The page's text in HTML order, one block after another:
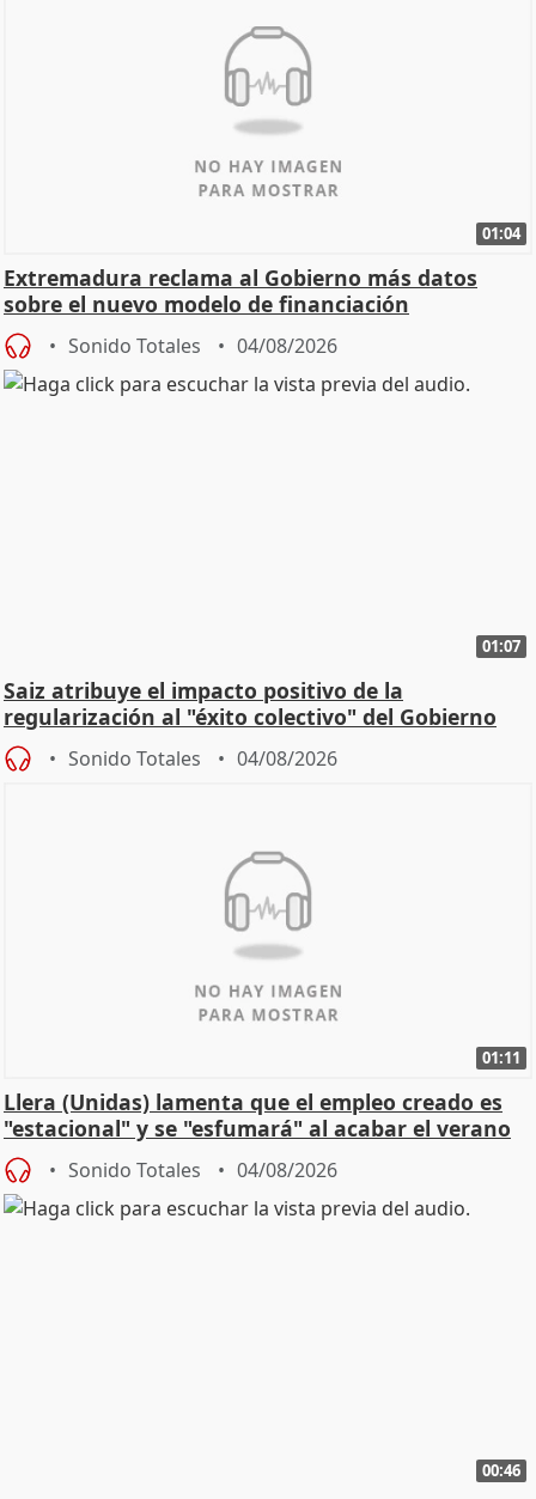
01:04
Extremadura reclama al Gobierno más datos
sobre el nuevo modelo de financiación
Sonido Totales 04/08/2026
01:07
Saiz atribuye el impacto positivo de la
regularización al "éxito colectivo" del Gobierno
Sonido Totales 04/08/2026
01:11
Llera (Unidas) lamenta que el empleo creado es
"estacional" y se "esfumará" al acabar el verano
Sonido Totales 04/08/2026
00:46